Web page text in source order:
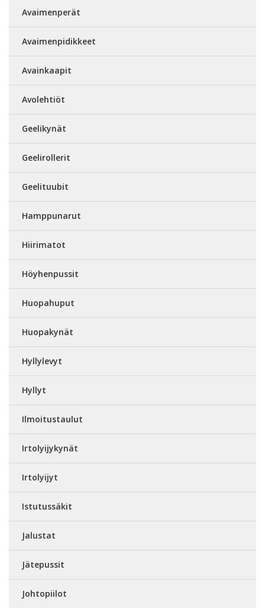
Avaimenperät
Avaimenpidikkeet
Avainkaapit
Avolehtiöt
Geelikynät
Geelirollerit
Geelituubit
Hamppunarut
Hiirimatot
Höyhenpussit
Huopahuput
Huopakynät
Hyllylevyt
Hyllyt
Ilmoitustaulut
Irtolyijykynät
Irtolyijyt
Istutussäkit
Jalustat
Jätepussit
Johtopiilot